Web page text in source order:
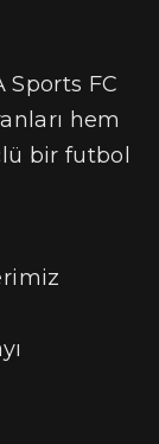
FC
hem
bir futbol